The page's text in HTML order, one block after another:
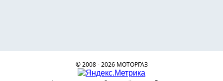
© 2008 - 2026 МОТОРГАЗ